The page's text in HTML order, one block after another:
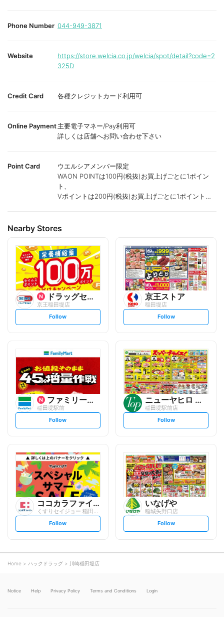
Phone Number 044-949-3871
Website
https://store.welcia.co.jp/welcia/spot/detail?code=2
325D
Credit Card 各種クレジットカード利用可
Online Payment主要電子マネー/Pay利用可
詳しくは店舗へお問い合わせ下さい
Point Card
ウエルシアメンバー限定
WAON POINTは100円(税抜)お買上げごとに1ポイン
ト、
Vポイントは200円(税抜)お買上げごとに1ポイント進
Nearby Stores
ドラッグセイムス
京王稲田堤店
s
t
o
Follow
京王ストア
稲田堤店
s
t
l
o
w
Follow
ファミリーマート
稲田堤駅前
s
t
l
o
w
Follow
ニューヤヒロ パルケ
稲田堤駅前店
s
t
o
w
Follow
ココカラファイン
s
t
o
w
Follow
いなげや
稲城矢野口店
s
t
Follow
Home ハックドラッグ 川崎稲田堤店
Notice Help Privacy Policy Terms and Conditions Login